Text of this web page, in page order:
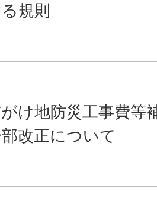
規則
け地防災工事費等
改正について